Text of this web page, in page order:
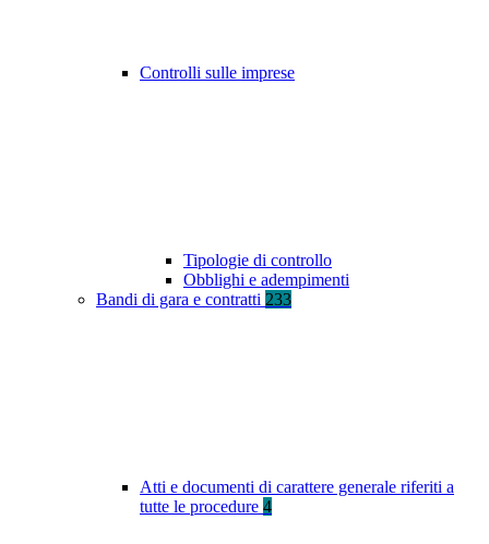
Controlli sulle imprese
Tipologie di controllo
Obblighi e adempimenti
Bandi di gara e contratti 233
Atti e documenti di carattere generale riferiti a
tutte le procedure 4